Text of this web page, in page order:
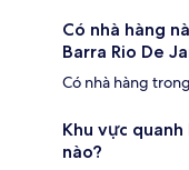
Có nhà hàng
Barra Rio De
Có nhà hàng
Khu vực
nào?